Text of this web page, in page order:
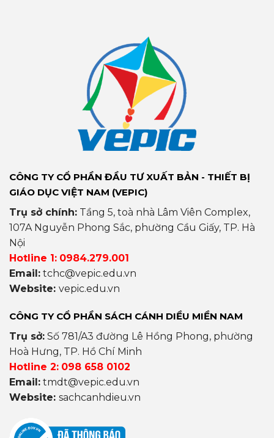
CÔNG TY CỔ PHẦN ĐẦU TƯ XUẤT BẢN - THIẾT BỊ
GIÁO DỤC VIỆT NAM (VEPIC)
Trụ sở chính: Tầng 5, toà nhà Lâm Viên Complex,
107A Nguyễn Phong Sắc, phường Cầu Giấy, TP. Hà
Nội
Hotline 1: 0984.279.001
Email: tchc@vepic.edu.vn
Website: vepic.edu.vn
CÔNG TY CỔ PHẦN SÁCH CÁNH DIỀU MIỀN NAM
Trụ sở: Số 781/A3 đường Lê Hồng Phong, phường
Hoà Hưng, TP. Hồ Chí Minh
Hotline 2: 098 658 0102
Email: tmdt@vepic.edu.vn
Website: sachcanhdieu.vn